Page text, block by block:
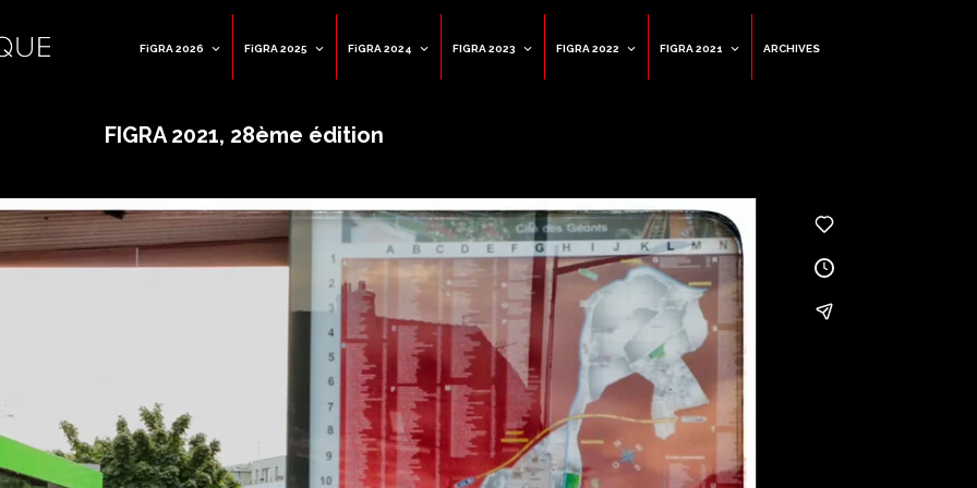
FiGRA 2026 FiGRA 2025 FiGRA 2024 FIGRA 2023 FIGRA 2022 FIGRA 2021 ARCHIVES
FIGRA 2021, 28ème édition